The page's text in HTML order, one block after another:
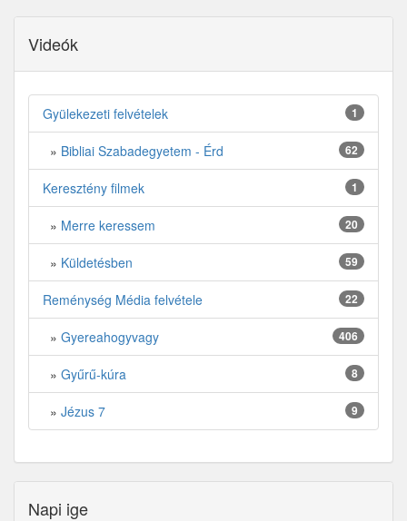
Videók
1
Gyülekezeti felvételek
62
» Bibliai Szabadegyetem - Érd
1
Keresztény filmek
20
» Merre keressem
59
» Küldetésben
22
Reménység Média felvétele
406
» Gyereahogyvagy
8
» Gyűrű-kúra
9
» Jézus 7
Napi ige